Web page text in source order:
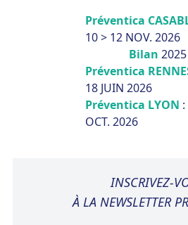
Préventica
10 > 12 NOV. 2026
Bilan 2025
Préventica
18 JUIN 2026
Préventica LYON
OCT. 2026
INSCRIVEZ-
À LA NEWSLETTER